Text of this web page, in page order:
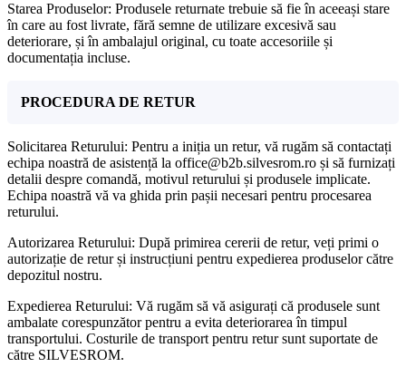
Starea Produselor: Produsele returnate trebuie să fie în aceeași stare
în care au fost livrate, fără semne de utilizare excesivă sau
deteriorare, și în ambalajul original, cu toate accesoriile și
documentația incluse.
PROCEDURA DE RETUR
Solicitarea Returului: Pentru a iniția un retur, vă rugăm să contactați
echipa noastră de asistență la office@b2b.silvesrom.ro și să furnizați
detalii despre comandă, motivul returului și produsele implicate.
Echipa noastră vă va ghida prin pașii necesari pentru procesarea
returului.
Autorizarea Returului: După primirea cererii de retur, veți primi o
autorizație de retur și instrucțiuni pentru expedierea produselor către
depozitul nostru.
Expedierea Returului: Vă rugăm să vă asigurați că produsele sunt
ambalate corespunzător pentru a evita deteriorarea în timpul
transportului. Costurile de transport pentru retur sunt suportate de
către SILVESROM.